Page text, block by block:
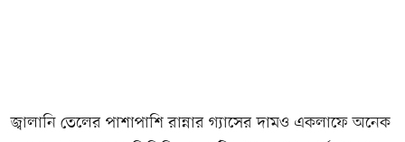
জ্বালানি তেলের পাশাপাশি রান্নার গ্যাসের দামও একলাফে অনেক